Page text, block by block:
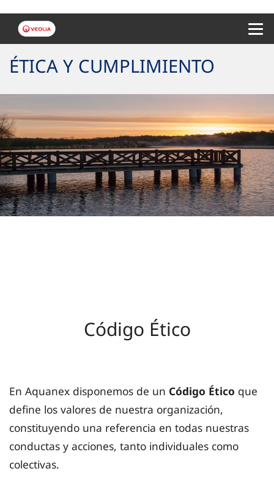
ÉTICA Y CUMPLIMIENTO
Código Ético
En Aquanex disponemos de un Código Ético que
define los valores de nuestra organización,
constituyendo una referencia en todas nuestras
conductas y acciones, tanto individuales como
colectivas.